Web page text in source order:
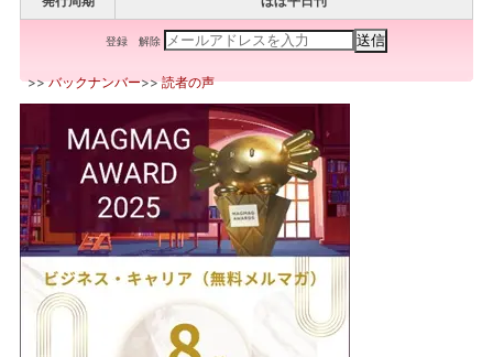
登録 解除
>>バックナンバー>>読者の声